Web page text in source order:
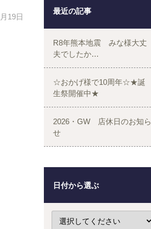
19日
最近の記事
R8年熊本地震 みな様大丈
夫でしたか…
☆おかげ様で10周年☆★誕
生祭開催中★
2026・GW 店休日のお知ら
せ
日付から選ぶ